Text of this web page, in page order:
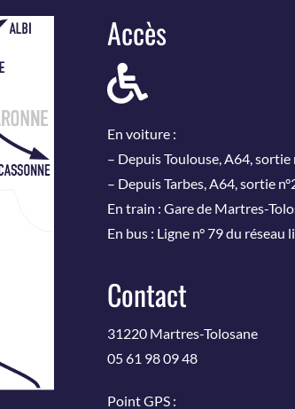
Accès
En voiture :
– Depuis Toulouse, A64, sortie
– Depuis Tarbes, A64, sortie
En train : Gare de Martres-
En bus : Ligne n° 79 du
Contact
31220 Martres-Tolosane
05 61 98 09 48
Point GPS :